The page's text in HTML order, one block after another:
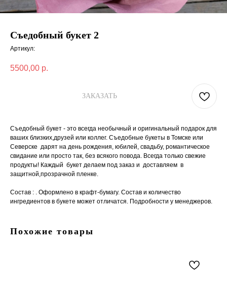
Съедобный букет 2
Артикул:
5500,00 р.
ЗАКАЗАТЬ
Съедобный букет - это всегда необычный и оригинальный подарок для
ваших близких,друзей или коллег. Съедобные букеты в Томске или
Северске дарят на день рождения, юбилей, свадьбу, романтическое
свидание или просто так, без всякого повода. Всегда только свежие
продукты! Каждый букет делаем под заказ и доставляем в
защитной,прозрачной пленке.
Состав : . Оформлено в крафт-бумагу. Состав и количество
ингредиентов в букете может отличатся. Подробности у менеджеров.
Похожие товары